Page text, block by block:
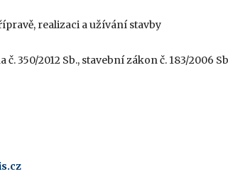
realizaci a užívání stavby
350/2012 Sb., stavební zákon č. 183/2006